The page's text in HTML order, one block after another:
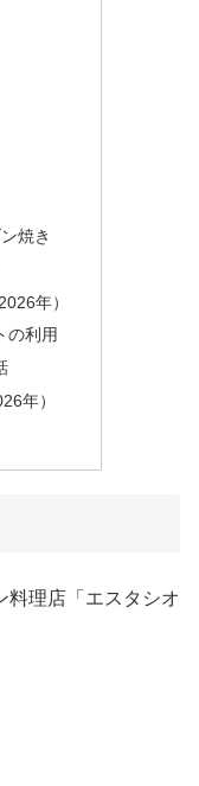
焼き
年）
の利用
年）
料理店「エスタシオ